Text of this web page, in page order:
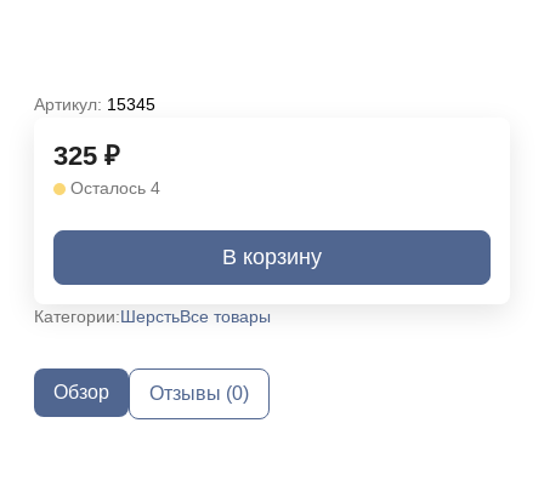
Артикул: 15345
325 ₽
Осталось 4
В корзину
Категории:ШерстьВсе товары
Обзор Отзывы (0)